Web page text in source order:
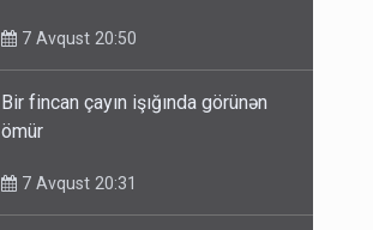
7 Avqust 20:50
Bir fincan çayın işığında görünən
ömür
7 Avqust 20:31